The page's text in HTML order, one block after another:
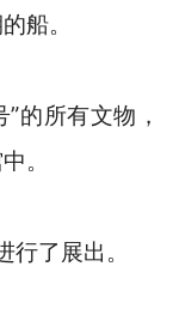
船。
的所有文物，
。
了展出。